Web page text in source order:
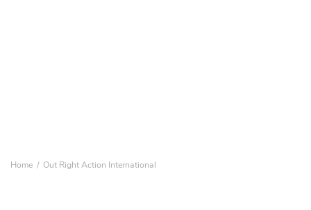
Home Out Right Action International